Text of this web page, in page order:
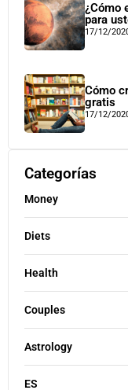
¿Cómo
para
17/12/
Cómo
gratis
17/12/
Categorías
Money
Diets
Health
Couples
Astrology
ES